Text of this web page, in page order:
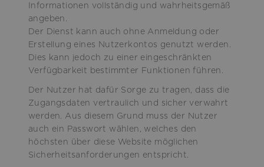
Informationen vollständig und wahrheitsgemäß
angeben.
Der Dienst kann auch ohne Anmeldung oder
Erstellung eines Nutzerkontos genutzt werden.
Dies kann jedoch zu einer eingeschränkten
Verfügbarkeit bestimmter Funktionen führen.
Der Nutzer hat dafür Sorge zu tragen, dass die
Zugangsdaten vertraulich und sicher verwahrt
werden. Aus diesem Grund muss der Nutzer
auch ein Passwort wählen, welches den
höchsten über diese Website möglichen
Sicherheitsanforderungen entspricht.